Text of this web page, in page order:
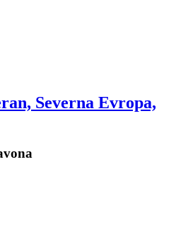
Severna Evropa,